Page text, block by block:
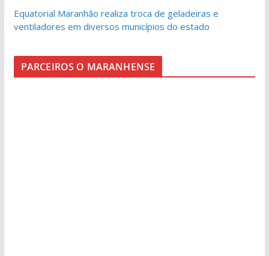
Equatorial Maranhão realiza troca de geladeiras e
ventiladores em diversos municípios do estado
PARCEIROS O MARANHENSE